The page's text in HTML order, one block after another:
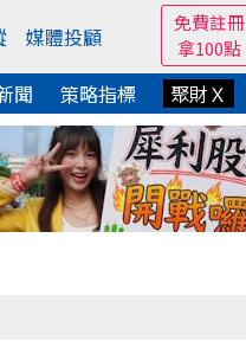
媒體投顧
免費註冊
拿100點
聞 策略指標 聚財Ｘ